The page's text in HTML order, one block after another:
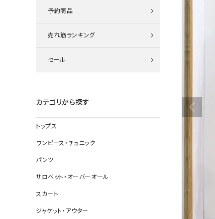
予約商品
売れ筋ランキング
セール
カテゴリから探す
トップス
ワンピース・チュニック
パンツ
サロペット・オーバーオール
スカート
ジャケット・アウター